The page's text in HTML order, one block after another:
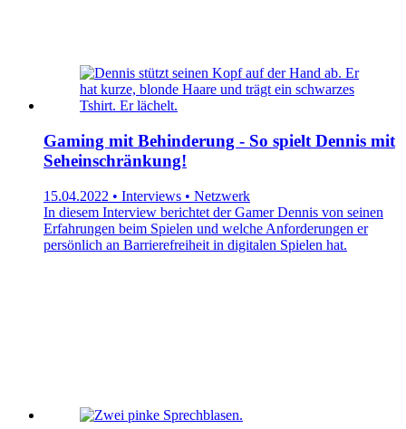
Gaming mit Behinderung - So spielt Dennis mit
Seheinschränkung!
15.04.2022 • Interviews • Netzwerk
In diesem Interview berichtet der Gamer Dennis von seinen
Erfahrungen beim Spielen und welche Anforderungen er
persönlich an Barrierefreiheit in digitalen Spielen hat.